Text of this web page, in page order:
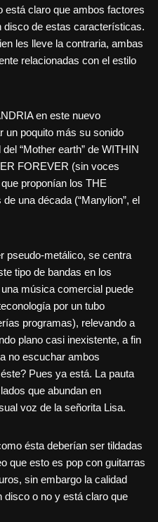
está claro que ambos factores
disco de estas características.
les lleve la contraria, ambas
relacionadas con el estilo
en este nuevo
un poquito más su sonido
“Mother earth” de WITHIN
FOREVER (sin voces
proponían los THE
una década (“Manylion”, el
pseudo-metálico, se centra
tipo de bandas en los
música comercial puede
por un tubo
programas), relevando a
plano casi inexistente, a fin
no escuchar ambos
Pues ya está. La pauta
que abundan en
voz de la señorita Lisa.
ésta deberían ser tildadas
que esto es pop con guitarras
sin embargo la calidad
disco o no y está claro que